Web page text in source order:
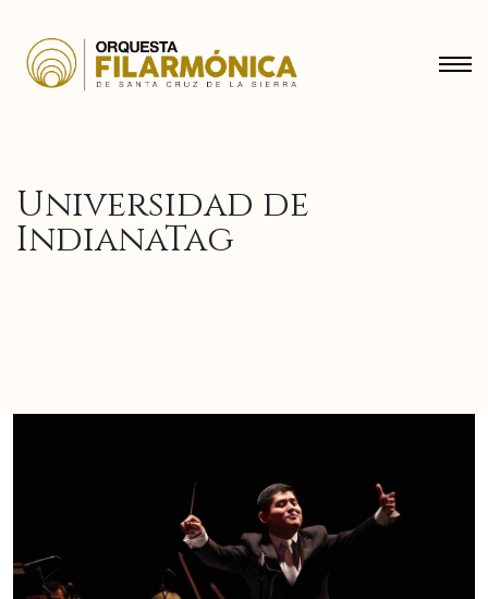
Universidad de
IndianaTag